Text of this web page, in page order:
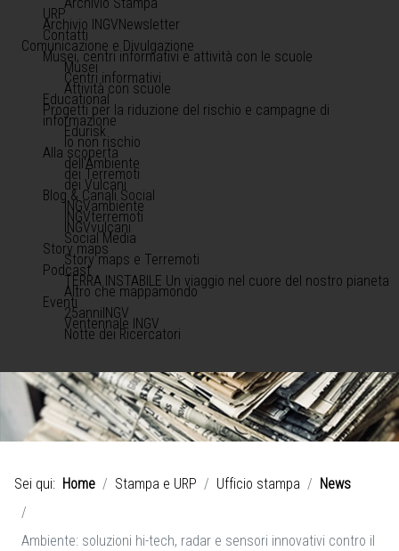
URP
Archivio INGVNewsletter
Contatti
Comunicazione e Divulgazione
Musei, centri informativi e attività con le scuole
Musei
Centri informativi
Attività con scuole
Educational
Progetti per la riduzione del rischio e campagne di
informazione
Edurisk
Io non rischio
Alla scoperta
dell'Ambiente
dei Terremoti
dei Vulcani
Blog & Canali Social
INGVambiente
INGVterremoti
INGVvulcani
Social Media
Story maps
Story maps e Terremoti
Podcast
TERRA INSTABILE Un viaggio nel cuore del nostro pianeta
Altro che mappamondo
Eventi
25anniINGV
Ventennale INGV
Notte dei Ricercatori
Sei qui: Home Stampa e URP Ufficio stampa News
Ambiente: soluzioni hi-tech, radar e sensori innovativi contro il